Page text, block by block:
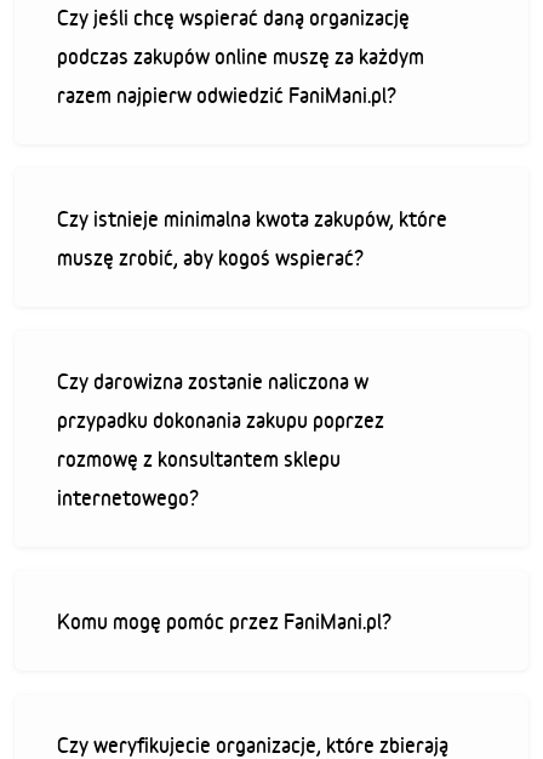
Czy jeśli chcę wspierać daną organizację
podczas zakupów online muszę za każdym
razem najpierw odwiedzić FaniMani.pl?
Czy istnieje minimalna kwota zakupów, które
muszę zrobić, aby kogoś wspierać?
Czy darowizna zostanie naliczona w
przypadku dokonania zakupu poprzez
rozmowę z konsultantem sklepu
internetowego?
Komu mogę pomóc przez FaniMani.pl?
Czy weryfikujecie organizacje, które zbierają